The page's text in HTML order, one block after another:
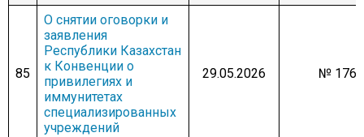
85
О снятии оговорки и
заявления
Республики Казахстан
к Конвенции о
привилегиях и
иммунитетах
специализированных
учреждений
29.05.2026 № 1763